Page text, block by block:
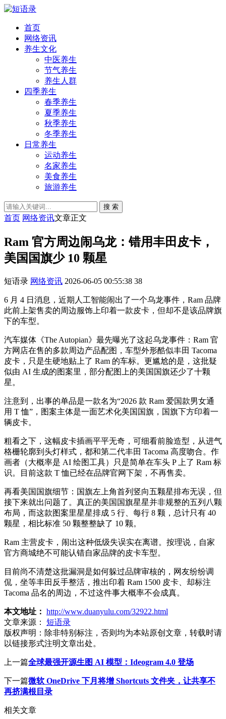
首页
网络资讯
养生文化
中医养生
节气养生
养生人群
四季养生
春季养生
夏季养生
秋季养生
冬季养生
日常养生
运动养生
名家养生
美食养生
旅游养生
搜 索
首页 网络资讯文章正文
Ram 官方周边闹乌龙：错用丰田皮卡，
美国国旗少 10 颗星
短语录 网络资讯 2026-06-05 00:55:38 38
6 月 4 日消息，近期人工智能闹出了一个乌龙事件，Ram 品牌
此前上架售卖的周边服饰上印着一款皮卡，但却不是该品牌旗
下的车型。
汽车媒体《The Autopian》最先曝光了这起乌龙事件：Ram 官
方网店在售的多款周边产品配图，车型外形酷似丰田 Tacoma
皮卡，只是生硬地贴上了 Ram 的车标。更尴尬的是，这批疑
似由 AI 生成的图案里，部分配图上的美国国旗还少了十颗
星。
注意到，出事的单品是一款名为“2026 款 Ram 爱国款男女通
用 T 恤”，图案主体是一面艺术化美国国旗，国旗下方印着一
辆皮卡。
粗看之下，这幅皮卡插画平平无奇，可细看前脸造型，从进气
格栅轮廓到头灯样式，都和第二代丰田 Tacoma 高度吻合。作
画者（大概率是 AI 绘图工具）只是简单在车头 P 上了 Ram 标
识。目前这款 T 恤已经在品牌官网下架，不再售卖。
再看美国国旗细节：国旗左上角首列竖向五颗星排布无误，但
接下来就出问题了。真正的美国国旗星星并非规整的五列八颗
布局，而这款图案里星星排成 5 行、每行 8 颗，总计只有 40
颗星，相比标准 50 颗整整缺了 10 颗。
Ram 主营皮卡，闹出这种低级失误实在离谱。按理说，自家
官方商城绝不可能认错自家品牌的皮卡车型。
目前尚不清楚这批漏洞是如何躲过品牌审核的，网友纷纷调
侃，坐等丰田反手整活，推出印着 Ram 1500 皮卡、却标注
Tacoma 品名的周边，不过这件事大概率不会成真。
本文地址： http://www.duanyulu.com/32922.html
文章来源：
短语录
版权声明： 除非特别标注，否则均为本站原创文章，转载时请
以链接形式注明文章出处。
上一篇全球最强开源生图 AI 模型：Ideogram 4.0 登场
下一篇微软 OneDrive 下月将增 Shortcuts 文件夹，让共享不
再挤满根目录
相关文章